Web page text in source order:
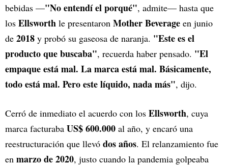
bebidas —"No entendí el porqué", admite— hasta que
los Ellsworth le presentaron Mother Beverage en junio
de 2018 y probó su gaseosa de naranja. "Este es el
producto que buscaba", recuerda haber pensado. "El
empaque está mal. La marca está mal. Básicamente,
todo está mal. Pero este líquido, nada más", dijo.
Cerró de inmediato el acuerdo con los Ellsworth, cuya
marca facturaba US$ 600.000 al año, y encaró una
reestructuración que llevó dos años. El relanzamiento fue
en marzo de 2020, justo cuando la pandemia golpeaba